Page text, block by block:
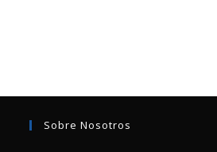
Sobre Nosotros